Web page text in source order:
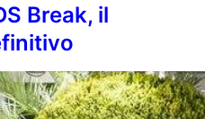
Break, il